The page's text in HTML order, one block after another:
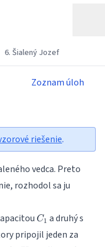
6. Šialený Jozef
Zoznam úloh
riešenie.
vedca. Preto
rozhodol sa ju
C_1
C1 a druhý s
pripojil jeden za